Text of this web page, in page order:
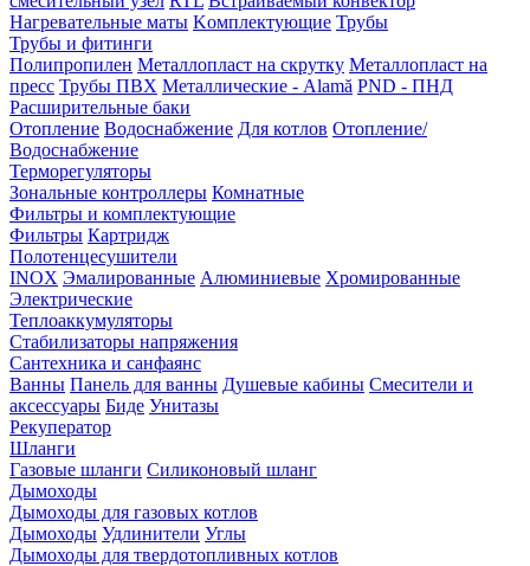
Нагревательные маты Kомплектующие Трубы
Трубы и фитинги
Полипропилен Металлопласт на скрутку Металлопласт на
пресс Трубы ПВХ Металлические - Alamă PND - ПНД
Расширительные баки
Отопление Водоснабжение Для котлов Отопление/
Водоснабжение
Терморегуляторы
Зональные контроллеры Комнатные
Фильтры и комплектующие
Фильтры Картридж
Полотенцесушители
INOX Эмалированные Алюминиевые Хромированные
Электрические
Теплоаккумуляторы
Стабилизаторы напряжения
Сантехника и санфаянс
Ванны Панель для ванны Душевые кабины Смесители и
аксессуары Биде Унитазы
Рекуператор
Шланги
Газовые шланги Силиконовый шланг
Дымоходы
Дымоходы для газовых котлов
Дымоходы Удлинители Углы
Дымоходы для твердотопливных котлов